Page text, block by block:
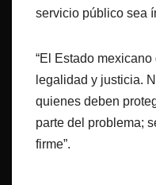
servicio público sea
“El Estado
legalidad y justicia.
quienes deben
parte del problema;
firme”.